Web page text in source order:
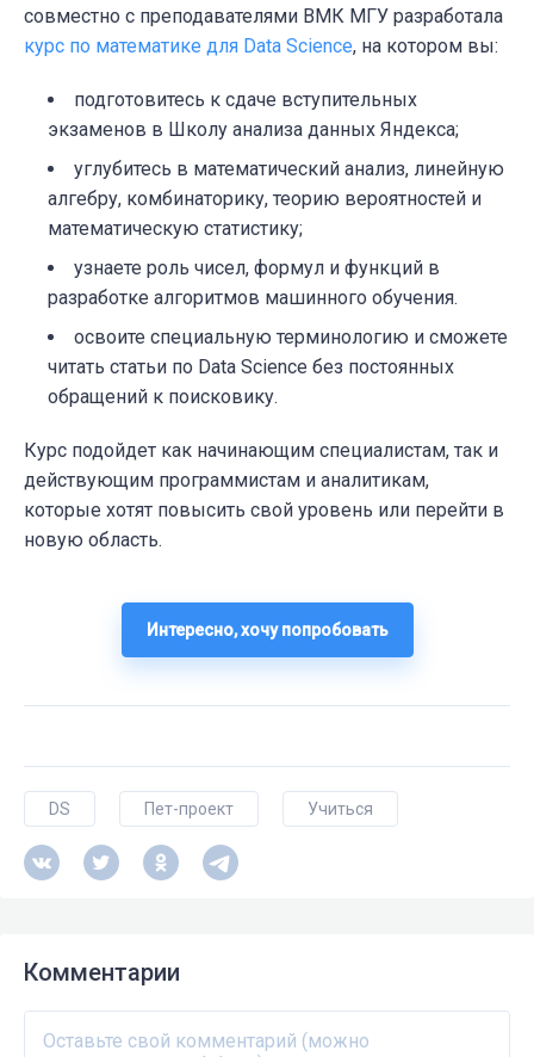
совместно с преподавателями ВМК МГУ разработала
курс по математике для Data Science, на котором вы:
подготовитесь к сдаче вступительных
экзаменов в Школу анализа данных Яндекса;
углубитесь в математический анализ, линейную
алгебру, комбинаторику, теорию вероятностей и
математическую статистику;
узнаете роль чисел, формул и функций в
разработке алгоритмов машинного обучения.
освоите специальную терминологию и сможете
читать статьи по Data Science без постоянных
обращений к поисковику.
Курс подойдет как начинающим специалистам, так и
действующим программистам и аналитикам,
которые хотят повысить свой уровень или перейти в
новую область.
Интересно, хочу попробовать
DS Пет-проект Учиться
Комментарии